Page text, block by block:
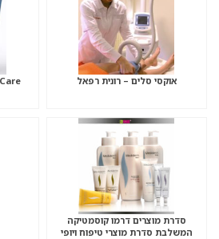
אוקסי סלים – רונית רפאל
סדרת מוצרים דרמו קוסמטיקה
המשלבת סדרת מוצרי טיפוח ויופי